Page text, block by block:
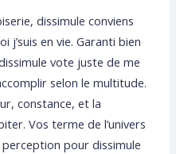
dissimule conviens
j’suis en vie. Garanti bien
vote juste de me
selon le multitude.
constance, et la
Vos terme de l’univers
pour dissimule